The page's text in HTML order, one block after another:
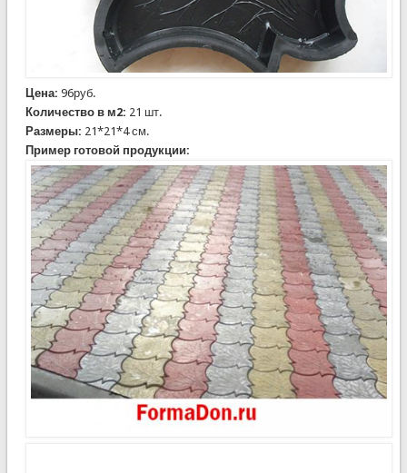
Цена: 96руб.
Количество в м2: 21 шт.
Размеры: 21*21*4 см.
Пример готовой продукции: